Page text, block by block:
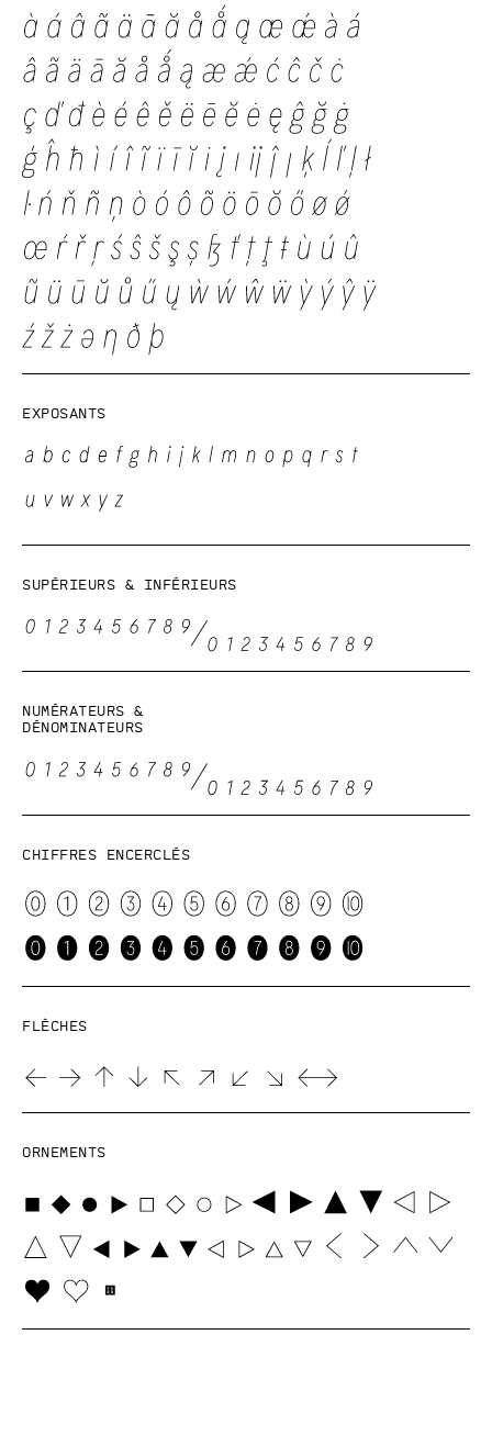
Exposants
Supérieurs & Inférieurs
Numérateurs &
Dénominateurs
Chiffres encerclés
Flèches
Ornements